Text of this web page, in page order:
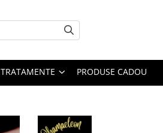
TRATAMENTE PRODUSE CADOU